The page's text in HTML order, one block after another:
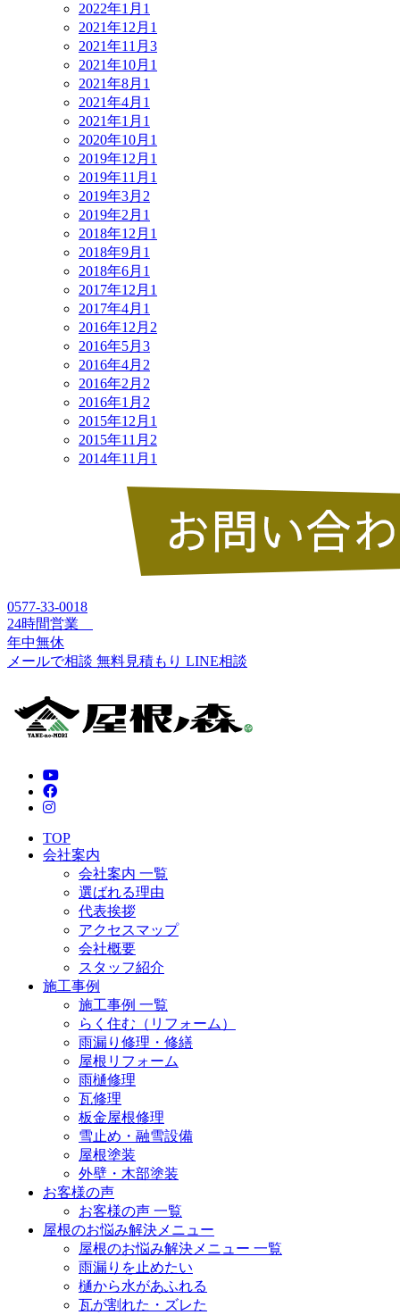
2022年1月 1
2021年12月 1
2021年11月 3
2021年10月 1
2021年8月 1
2021年4月 1
2021年1月 1
2020年10月 1
2019年12月 1
2019年11月 1
2019年3月 2
2019年2月 1
2018年12月 1
2018年9月 1
2018年6月 1
2017年12月 1
2017年4月 1
2016年12月 2
2016年5月 3
2016年4月 2
2016年2月 2
2016年1月 2
2015年12月 1
2015年11月 2
2014年11月 1
0577-33-0018
24時間営業
年中無休
メールで相談 無料見積もり LINE相談
TOP
会社案内
会社案内 一覧
選ばれる理由
代表挨拶
アクセスマップ
会社概要
スタッフ紹介
施工事例
施工事例 一覧
らく住む（リフォーム）
雨漏り修理・修繕
屋根リフォーム
雨樋修理
瓦修理
板金屋根修理
雪止め・融雪設備
屋根塗装
外壁・木部塗装
お客様の声
お客様の声 一覧
屋根のお悩み解決メニュー
屋根のお悩み解決メニュー 一覧
雨漏りを止めたい
樋から水があふれる
瓦が割れた・ズレた